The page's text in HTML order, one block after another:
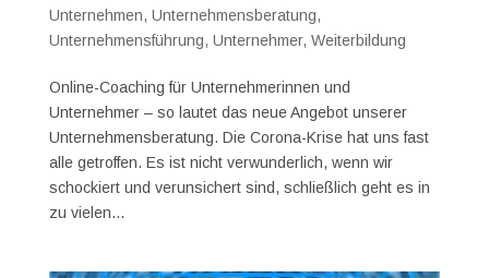
Unternehmen, Unternehmensberatung,
Unternehmensführung, Unternehmer, Weiterbildung
Online-Coaching für Unternehmerinnen und
Unternehmer – so lautet das neue Angebot unserer
Unternehmensberatung. Die Corona-Krise hat uns fast
alle getroffen. Es ist nicht verwunderlich, wenn wir
schockiert und verunsichert sind, schließlich geht es in
zu vielen...